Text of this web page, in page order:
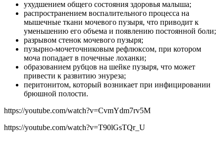
ухудшением общего состояния здоровья малыша;
распространением воспалительного процесса на
мышечные ткани мочевого пузыря, что приводит к
уменьшению его объема и появлению постоянной боли;
разрывом стенок мочевого пузыря;
пузырно-мочеточниковым рефлюксом, при котором
моча попадает в почечные лоханки;
образованием рубцов на шейке пузыря, что может
привести к развитию энуреза;
перитонитом, который возникает при инфицировании
брюшной полости.
https://youtube.com/watch?v=CvmYdm7rv5M
https://youtube.com/watch?v=T90lGsTQr_U